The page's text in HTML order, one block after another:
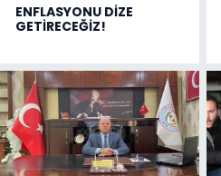
ENFLASYONU DİZE
GETİRECEĞİZ!